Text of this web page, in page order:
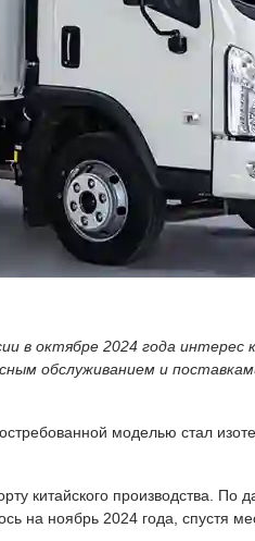
в октябре 2024 года
обслуживанием и
моделью стал
китайского производства. По
ноябрь 2024 года, спустя